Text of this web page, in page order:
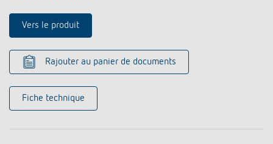
Vers le produit
Rajouter au panier de documents
Fiche technique